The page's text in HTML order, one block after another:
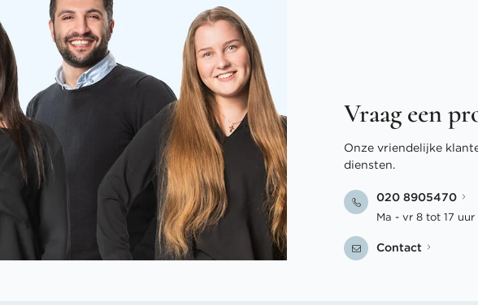
Vraag een
Onze vriendelijke
diensten.
020 8905470
Ma - vr 8 tot 17 uur
Contact